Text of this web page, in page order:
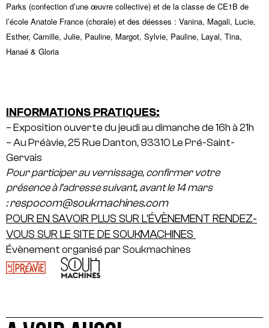
Parks (confection d’une œuvre collective) et de la classe de CE1B de
l’école Anatole France (chorale) et des déesses : Vanina, Magali, Lucie,
Esther, Camille, Julie, Pauline, Margot, Sylvie, Pauline, Layal, Tina,
Hanaé & Gloria
INFORMATIONS PRATIQUES:
– Exposition ouverte du jeudi au dimanche de 16h à 21h
– Au Préàvie, 25 Rue Danton, 93310 Le Pré-Saint-
Gervais
Pour participer au vernissage, confirmer votre
présence à l’adresse suivant, avant le 14 mars
:respocom@soukmachines.com
POUR EN SAVOIR PLUS SUR L’ÉVÈNEMENT RENDEZ-
VOUS SUR LE SITE DE SOUKMACHINES
Évènement organisé par Soukmachines